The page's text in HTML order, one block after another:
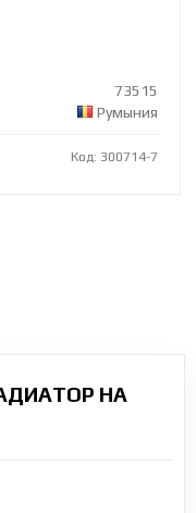
73515
Румыния
Код: 300714-7
НА